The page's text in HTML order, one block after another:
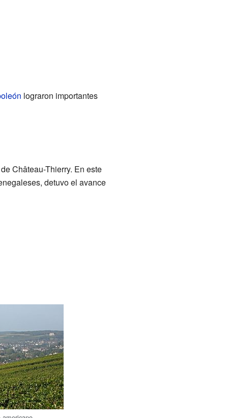
lograron importantes
Château-Thierry. En este
detuvo el avance